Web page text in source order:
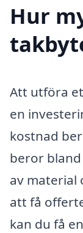
Hur
Att utföra
en
kostnad
beror
av material
att få
kan du få